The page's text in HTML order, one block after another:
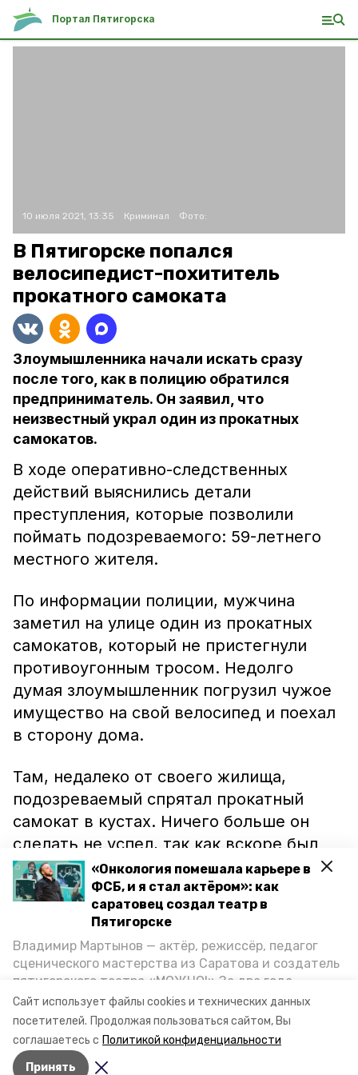
Сайт использует файлы cookies и технических данных
посетителей. Продолжая пользоваться сайтом, Вы
соглашаетесь с Политикой конфиденциальности
Принять
«Онкология помешала карьере в
ФСБ, и я стал актёром»: как
саратовец создал театр в
Пятигорске
Владимир Мартынов — актёр, режиссёр, педагог
сценического мастерства из Саратова и создатель
пятигорского театра «МОЖНО!» За два года
существования театр выпустил восемь спектаклей,
впереди — новые премьеры. О том, как стал
артистом, попал в Пятигорск и собрал труппу,
режиссёр рассказал корреспонденту «Портала
Пятигорска».
Портал Пятигорска
10 июля 2021, 13:35 Криминал Фото:
В Пятигорске попался
велосипедист-похититель
прокатного самоката
Злоумышленника начали искать сразу
после того, как в полицию обратился
предприниматель. Он заявил, что
неизвестный украл один из прокатных
самокатов.
В ходе оперативно-следственных
действий выяснились детали
преступления, которые позволили
поймать подозреваемого: 59-летнего
местного жителя.
По информации полиции, мужчина
заметил на улице один из прокатных
самокатов, который не пристегнули
противоугонным тросом. Недолго
думая злоумышленник погрузил чужое
имущество на свой велосипед и поехал
в сторону дома.
Там, недалеко от своего жилища,
подозреваемый спрятал прокатный
самокат в кустах. Ничего больше он
сделать не успел, так как вскоре был
доставлен в отделение полиции.
Во время допроса мужчина признался в
содеянном. В отношении него
возбуждено уголовное дело по статье
«Кража». Максимальная санкция за его
преступление составляет 2 года
тюремного заключения.
Авторы: Никита Пешков